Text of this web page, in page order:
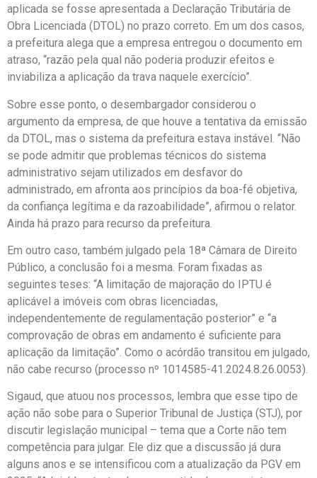
aplicada se fosse apresentada a Declaração Tributária de
Obra Licenciada (DTOL) no prazo correto. Em um dos casos,
a prefeitura alega que a empresa entregou o documento em
atraso, “razão pela qual não poderia produzir efeitos e
inviabiliza a aplicação da trava naquele exercício”.
Sobre esse ponto, o desembargador considerou o
argumento da empresa, de que houve a tentativa da emissão
da DTOL, mas o sistema da prefeitura estava instável. “Não
se pode admitir que problemas técnicos do sistema
administrativo sejam utilizados em desfavor do
administrado, em afronta aos princípios da boa-fé objetiva,
da confiança legítima e da razoabilidade”, afirmou o relator.
Ainda há prazo para recurso da prefeitura.
Em outro caso, também julgado pela 18ª Câmara de Direito
Público, a conclusão foi a mesma. Foram fixadas as
seguintes teses: “A limitação de majoração do IPTU é
aplicável a imóveis com obras licenciadas,
independentemente de regulamentação posterior” e “a
comprovação de obras em andamento é suficiente para
aplicação da limitação”. Como o acórdão transitou em julgado,
não cabe recurso (processo nº 1014585-41.2024.8.26.0053).
Sigaud, que atuou nos processos, lembra que esse tipo de
ação não sobe para o Superior Tribunal de Justiça (STJ), por
discutir legislação municipal – tema que a Corte não tem
competência para julgar. Ele diz que a discussão já dura
alguns anos e se intensificou com a atualização da PGV em